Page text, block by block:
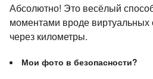
Абсолютно! Это весёлый
моментами вроде виртуальных
через километры.
Мои фото в безопасности?